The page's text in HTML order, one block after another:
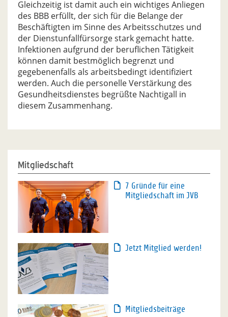
Gleichzeitig ist damit auch ein wichtiges Anliegen
des BBB erfüllt, der sich für die Belange der
Beschäftigten im Sinne des Arbeitsschutzes und
der Dienstunfallfürsorge stark gemacht hatte.
Infektionen aufgrund der beruflichen Tätigkeit
können damit bestmöglich begrenzt und
gegebenenfalls als arbeitsbedingt identifiziert
werden. Auch die personelle Verstärkung des
Gesundheitsdienstes begrüßte Nachtigall in
diesem Zusammenhang.
Mitgliedschaft
7 Gründe für eine
Mitgliedschaft im JVB
Jetzt Mitglied werden!
Mitgliedsbeiträge